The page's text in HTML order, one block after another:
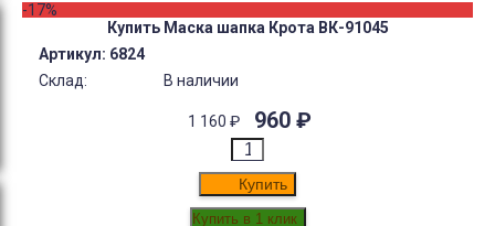
-17%
Купить Маска шапка Крота ВК-91045
Артикул: 6824
Склад:
В наличии
1 160 ₽ 960 ₽
Купить